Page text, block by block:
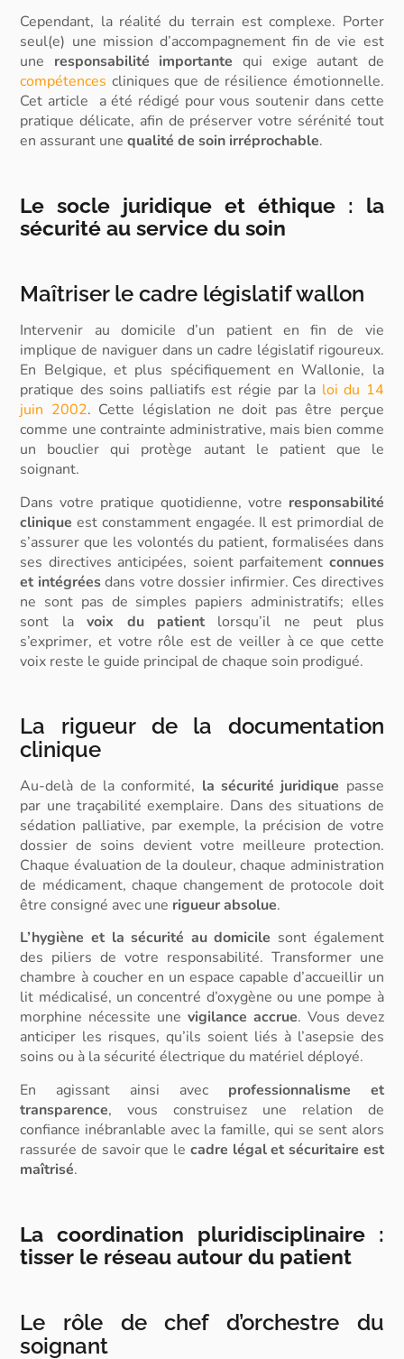
Cependant, la réalité du terrain est complexe. Porter
seul(e) une mission d’accompagnement fin de vie est
une responsabilité importante qui exige autant de
compétences cliniques que de résilience émotionnelle.
Cet article a été rédigé pour vous soutenir dans cette
pratique délicate, afin de préserver votre sérénité tout
en assurant unequalité de soin irréprochable.
Le socle juridique et éthique : la
sécurité au service du soin
Maîtriser le cadre législatif wallon
Intervenir au domicile d’un patient en fin de vie
implique de naviguer dans uncadre législatif rigoureux.
En Belgique, et plus spécifiquement en Wallonie, la
pratique des soins palliatifs est régie par la loi du 14
juin 2002. Cette législation ne doit pas être perçue
comme une contrainte administrative, mais bien comme
un bouclier qui protège autant le patient que le
soignant.
Dans votre pratique quotidienne, votre responsabilité
clinique est constamment engagée. Il est primordial de
s’assurer que les volontés du patient, formalisées dans
ses directives anticipées, soient parfaitement connues
et intégréesdans votre dossier infirmier. Ces directives
ne sont pas de simples papiers administratifs; elles
sont lavoix du patient lorsqu’il ne peut plus
s’exprimer, et votre rôle est de veiller à ce que cette
voix reste le guide principal de chaque soin prodigué.
La rigueur de la documentation
clinique
Au-delà de la conformité, la sécurité juridique passe
par unetraçabilitéexemplaire. Dans des situations de
sédation palliative, par exemple, la précision de votre
dossier de soins devient votre meilleure protection.
Chaque évaluation de la douleur, chaque administration
de médicament, chaque changement de protocole doit
êtreconsigné avec une rigueur absolue.
L’hygiène et la sécurité au domicile sont également
des piliers de votre responsabilité. Transformer une
chambre à coucher en un espace capable d’accueillir un
lit médicalisé, un concentré d’oxygène ou une pompe à
morphine nécessite une vigilance accrue. Vous devez
anticiper les risques, qu’ils soient liés à l’asepsie des
soins ou à la sécurité électrique du matériel déployé.
En agissant ainsi avec professionnalisme et
transparence, vous construisez une relation de
confiance inébranlable avec la famille, qui se sent alors
rassurée de savoir que le cadre légal et sécuritaire est
maîtrisé.
La coordination pluridisciplinaire :
tisser le réseau autour du patient
Le rôle de chef d’orchestre du
soignant